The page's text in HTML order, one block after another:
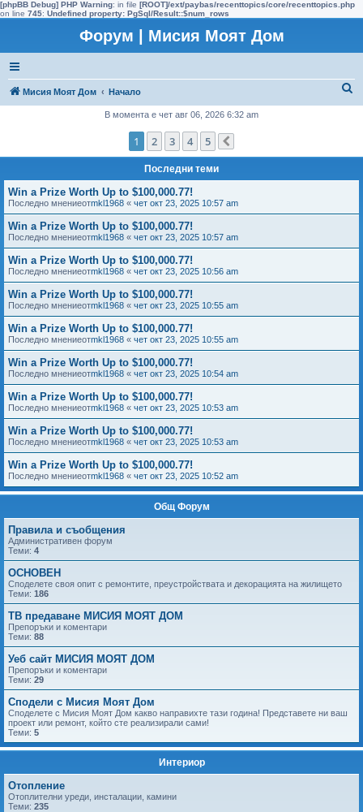
[phpBB Debug] PHP Warning: in file [ROOT]/ext/paybas/recenttopics/core/recenttopics.php
on line 745: Undefined property: PgSql/Result::$num_rows
Форум | Мисия Моят Дом
Мисия Моят Дом Начало
В момента е чет авг 06, 2026 6:32 am
1 2 3 4 5
Последни теми
Win a Prize Worth Up to $100,000.77!
Последно мнениеотmkl1968 « чет окт 23, 2025 10:57 am
Win a Prize Worth Up to $100,000.77!
Последно мнениеотmkl1968 « чет окт 23, 2025 10:57 am
Win a Prize Worth Up to $100,000.77!
Последно мнениеотmkl1968 « чет окт 23, 2025 10:56 am
Win a Prize Worth Up to $100,000.77!
Последно мнениеотmkl1968 « чет окт 23, 2025 10:55 am
Win a Prize Worth Up to $100,000.77!
Последно мнениеотmkl1968 « чет окт 23, 2025 10:55 am
Win a Prize Worth Up to $100,000.77!
Последно мнениеотmkl1968 « чет окт 23, 2025 10:54 am
Win a Prize Worth Up to $100,000.77!
Последно мнениеотmkl1968 « чет окт 23, 2025 10:53 am
Win a Prize Worth Up to $100,000.77!
Последно мнениеотmkl1968 « чет окт 23, 2025 10:53 am
Win a Prize Worth Up to $100,000.77!
Последно мнениеотmkl1968 « чет окт 23, 2025 10:52 am
Общ Форум
Правила и съобщения
Административен форум
Теми: 4
ОСНОВЕН
Споделете своя опит с ремонтите, преустройствата и декорацията на жилището
Теми: 186
ТВ предаване МИСИЯ МОЯТ ДОМ
Препоръки и коментари
Теми: 88
Уеб сайт МИСИЯ МОЯТ ДОМ
Препоръки и коментари
Теми: 29
Сподели с Мисия Моят Дом
Споделете с Мисия Моят Дом какво направихте тази година! Представете ни ваш
проект или ремонт, който сте реализирали сами!
Теми: 5
Интериор
Отопление
Отоплителни уреди, инсталации, камини
Теми: 235